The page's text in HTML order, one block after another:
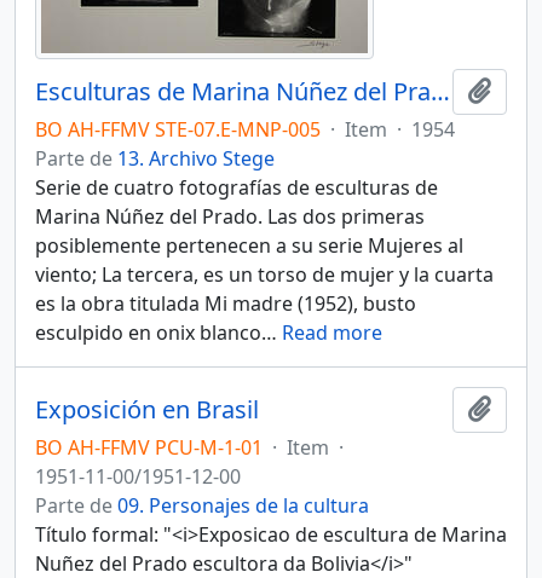
Esculturas de Marina Núñez del Prado
BO AH-FFMV STE-07.E-MNP-005 · Item · 1954
Parte de 13. Archivo Stege
Serie de cuatro fotografías de esculturas de
Marina Núñez del Prado. Las dos primeras
posiblemente pertenecen a su serie Mujeres al
viento; La tercera, es un torso de mujer y la cuarta
es la obra titulada Mi madre (1952), busto
esculpido en onix blanco… Read more
Exposición en Brasil
BO AH-FFMV PCU-M-1-01 · Item ·
1951-11-00/1951-12-00
Parte de09. Personajes de la cultura
Título formal: "<i>Exposicao de escultura de Marina
Nuñez del Prado escultora da Bolivia</i>"